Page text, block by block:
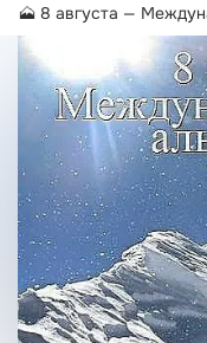
🗻 8 августа —